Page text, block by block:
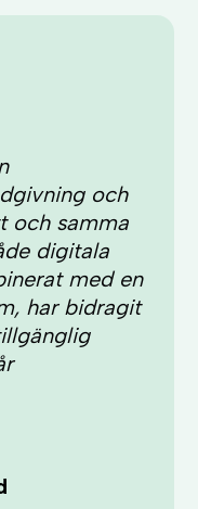
och
och samma
digitala
med en
har bidragit